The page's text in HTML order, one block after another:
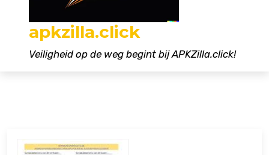
apkzilla.click
Veiligheid op de weg begint bij APKZilla.click!